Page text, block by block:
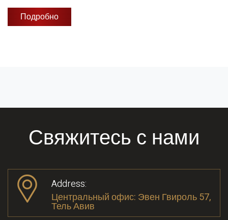
Подробно
Свяжитесь с нами
Address:
Центральный офис: Эвен Гвироль 57,
Тель Авив